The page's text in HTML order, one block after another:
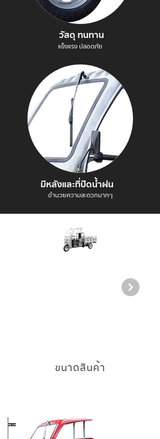
วัสดุ ทนทาน
แข็งแรง ปลอดภัย
มีหลังและที่ปัดน้ำฝน
อำนวยความสะดวกมากๆ
ขนาดสินค้า